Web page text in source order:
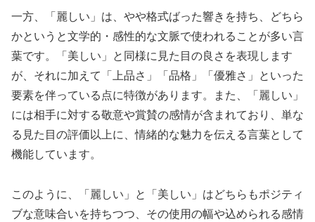
一方、「麗しい」は、やや格式ばった響きを持ち、どちら
かというと文学的・感性的な文脈で使われることが多い言
葉です。「美しい」と同様に見た目の良さを表現します
が、それに加えて「上品さ」「品格」「優雅さ」といった
要素を伴っている点に特徴があります。また、「麗しい」
には相手に対する敬意や賞賛の感情が含まれており、単な
る見た目の評価以上に、情緒的な魅力を伝える言葉として
機能しています。
このように、「麗しい」と「美しい」はどちらもポジティ
ブな意味合いを持ちつつ、その使用の幅や込められる感情